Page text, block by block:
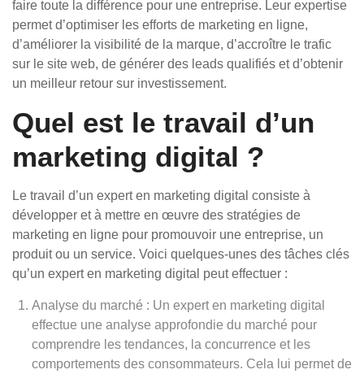
faire toute la différence pour une entreprise. Leur expertise
permet d’optimiser les efforts de marketing en ligne,
d’améliorer la visibilité de la marque, d’accroître le trafic
sur le site web, de générer des leads qualifiés et d’obtenir
un meilleur retour sur investissement.
Quel est le travail d’un
marketing digital ?
Le travail d’un expert en marketing digital consiste à
développer et à mettre en œuvre des stratégies de
marketing en ligne pour promouvoir une entreprise, un
produit ou un service. Voici quelques-unes des tâches clés
qu’un expert en marketing digital peut effectuer :
Analyse du marché : Un expert en marketing digital
effectue une analyse approfondie du marché pour
comprendre les tendances, la concurrence et les
comportements des consommateurs. Cela lui permet de